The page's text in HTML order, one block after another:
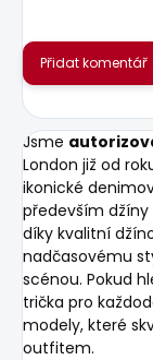
Přidat komentář
Jsme
London již od
ikonické
především džíny
díky kvalitní
nadčasovému
scénou. Pokud
trička pro
modely, které
outfitem.